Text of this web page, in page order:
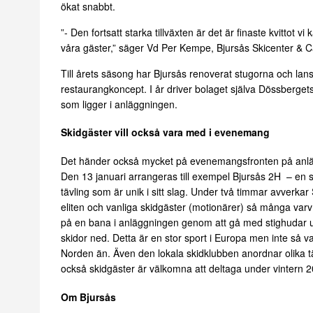
ökat snabbt.
”- Den fortsatt starka tillväxten är det är finaste kvittot vi
våra gäster,” säger Vd Per Kempe, Bjursås Skicenter &
Till årets säsong har Bjursås renoverat stugorna och
restaurangkoncept. I år driver bolaget själva
som ligger i anläggningen.
Skidgäster vill också vara med i evenemang
Det händer också mycket på evenemangsfronten på
Den 13 januari arrangeras till exempel Bjursås 2H – en
tävling som är unik i sitt slag. Under två timmar avverkar
eliten och vanliga skidgäster (motionärer) så många
på en bana i anläggningen genom att gå med stighudar
skidor ned. Detta är en stor sport i Europa men inte så
Norden än. Även den lokala skidklubben anordnar olika
också skidgäster är välkomna att deltaga under vintern
Om Bjursås